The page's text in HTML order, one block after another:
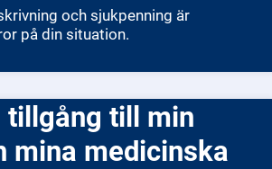
och sjukpenning är
på din situation.
mina medicinska